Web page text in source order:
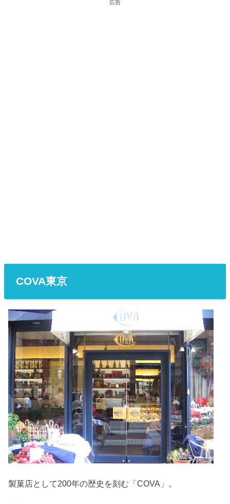
広告
COVA東京
製菓店として200年の歴史を刻む「COVA」。